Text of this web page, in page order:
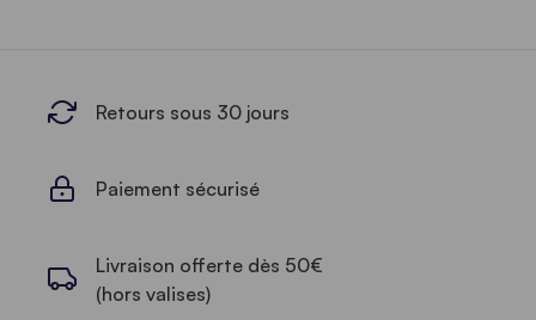
Retours sous 30 jours
Paiement sécurisé
Livraison offerte dès 50€
(hors valises)